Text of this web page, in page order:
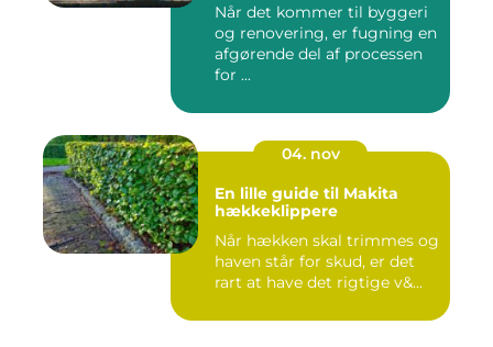
Når det kommer til byggeri
og renovering, er fugning en
afgørende del af processen
for ...
04. nov
En lille guide til Makita
hækkeklippere
Når hækken skal trimmes og
haven står for skud, er det
rart at have det rigtige v&...